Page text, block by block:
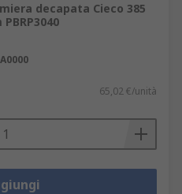
decapata Cieco 385
65,02 €/unità